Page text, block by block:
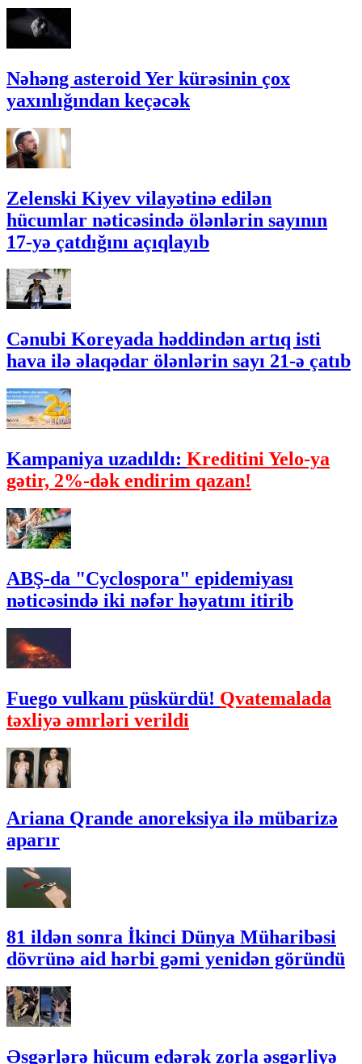
Nəhəng asteroid Yer kürəsinin çox
yaxınlığından keçəcək
Zelenski Kiyev vilayətinə edilən
hücumlar nəticəsində ölənlərin sayının
17-yə çatdığını açıqlayıb
Cənubi Koreyada həddindən artıq isti
hava ilə əlaqədar ölənlərin sayı 21-ə çatıb
Kampaniya uzadıldı: Kreditini Yelo-ya
gətir, 2%-dək endirim qazan!
ABŞ-da "Cyclospora" epidemiyası
nəticəsində iki nəfər həyatını itirib
Fuego vulkanı püskürdü! Qvatemalada
təxliyə əmrləri verildi
Ariana Qrande anoreksiya ilə mübarizə
aparır
81 ildən sonra İkinci Dünya Müharibəsi
dövrünə aid hərbi gəmi yenidən göründü
Əsgərlərə hücum edərək zorla əsgərliyə